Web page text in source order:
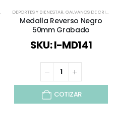
,TODOS,TODOS LOS LLAVEROS
DEPORTES Y BIENESTAR,GALVANOS DE CRISTAL
Medalla Reverso Negro
50mm Grabado
SKU: I-MD141
COTIZAR